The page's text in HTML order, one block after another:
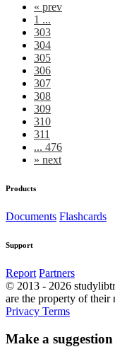
« prev
1 ...
303
304
305
306
307
308
309
310
311
... 476
» next
Products
Documents Flashcards
Support
Report Partners
© 2013 - 2026
are the property of their
Privacy Terms
Make a suggestion